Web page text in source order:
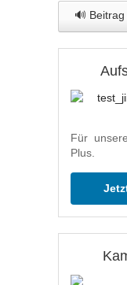
🔊
Für
Plus.